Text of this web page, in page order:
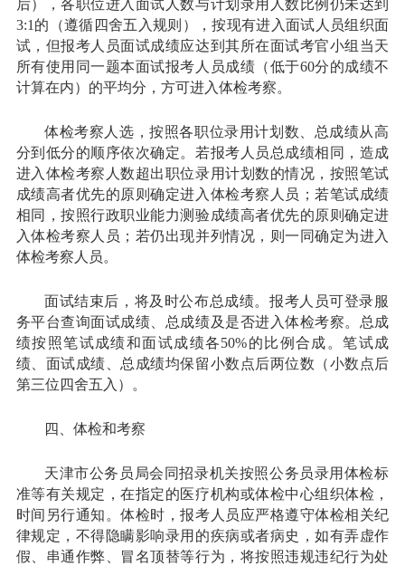
后），各职位进入面试人数与计划录用人数比例仍未达到
3:1的（遵循四舍五入规则），按现有进入面试人员组织面
试，但报考人员面试成绩应达到其所在面试考官小组当天
所有使用同一题本面试报考人员成绩（低于60分的成绩不
计算在内）的平均分，方可进入体检考察。
体检考察人选，按照各职位录用计划数、总成绩从高
分到低分的顺序依次确定。若报考人员总成绩相同，造成
进入体检考察人数超出职位录用计划数的情况，按照笔试
成绩高者优先的原则确定进入体检考察人员；若笔试成绩
相同，按照行政职业能力测验成绩高者优先的原则确定进
入体检考察人员；若仍出现并列情况，则一同确定为进入
体检考察人员。
面试结束后，将及时公布总成绩。报考人员可登录服
务平台查询面试成绩、总成绩及是否进入体检考察。总成
绩按照笔试成绩和面试成绩各50%的比例合成。笔试成
绩、面试成绩、总成绩均保留小数点后两位数（小数点后
第三位四舍五入）。
四、体检和考察
天津市公务员局会同招录机关按照公务员录用体检标
准等有关规定，在指定的医疗机构或体检中心组织体检，
时间另行通知。体检时，报考人员应严格遵守体检相关纪
律规定，不得隐瞒影响录用的疾病或者病史，如有弄虚作
假、串通作弊、冒名顶替等行为，将按照违规违纪行为处